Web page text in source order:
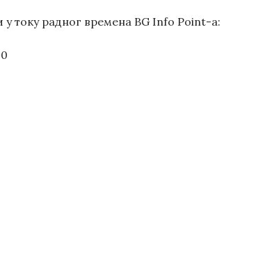
у току радног времена BG Info Point-а: